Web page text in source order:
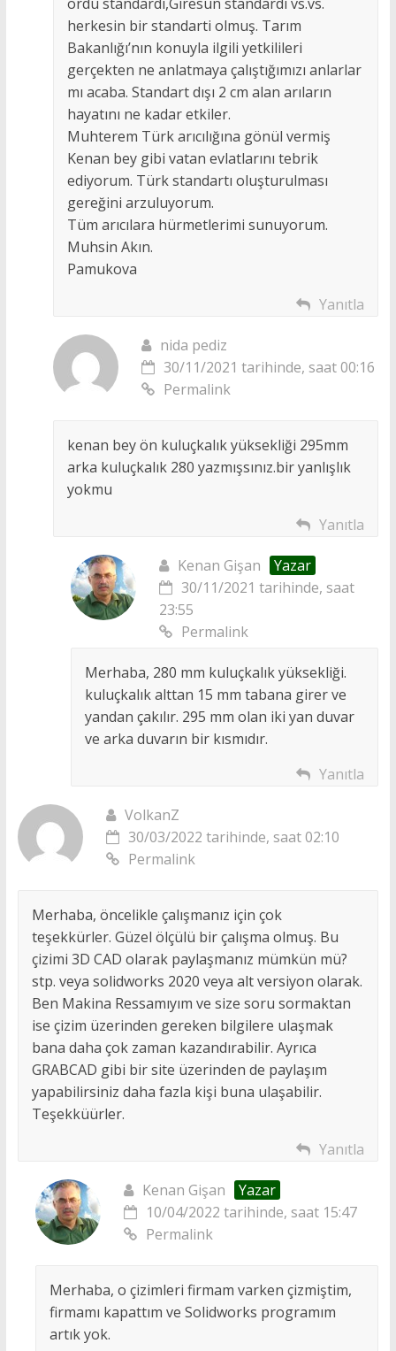
herkesin bir standarti olmuş. Tarım
Bakanlığı’nın konuyla ilgili yetkilileri
gerçekten ne anlatmaya çalıştığımızı anlarlar
mı acaba. Standart dışı 2 cm alan arıların
hayatını ne kadar etkiler.
Muhterem Türk arıcılığına gönül vermiş
Kenan bey gibi vatan evlatlarını tebrik
ediyorum. Türk standartı oluşturulması
gereğini arzuluyorum.
Tüm arıcılara hürmetlerimi sunuyorum.
Muhsin Akın.
Pamukova
Yanıtla
nida pediz
30/11/2021 tarihinde, saat 00:16
Permalink
kenan bey ön kuluçkalık yüksekliği 295mm
arka kuluçkalık 280 yazmışsınız.bir yanlışlık
yokmu
Yanıtla
Kenan Gişan
Yazar
30/11/2021 tarihinde, saat
23:55
Permalink
Merhaba, 280 mm kuluçkalık yüksekliği.
kuluçkalık alttan 15 mm tabana girer ve
yandan çakılır. 295 mm olan iki yan duvar
ve arka duvarın bir kısmıdır.
Yanıtla
VolkanZ
30/03/2022 tarihinde, saat 02:10
Permalink
Merhaba, öncelikle çalışmanız için çok
teşekkürler. Güzel ölçülü bir çalışma olmuş. Bu
çizimi 3D CAD olarak paylaşmanız mümkün mü?
stp. veya solidworks 2020 veya alt versiyon olarak.
Ben Makina Ressamıyım ve size soru sormaktan
ise çizim üzerinden gereken bilgilere ulaşmak
bana daha çok zaman kazandırabilir. Ayrıca
GRABCAD gibi bir site üzerinden de paylaşım
yapabilirsiniz daha fazla kişi buna ulaşabilir.
Teşekküürler.
Yanıtla
Kenan Gişan
Yazar
10/04/2022 tarihinde, saat 15:47
Permalink
Merhaba, o çizimleri firmam varken çizmiştim,
firmamı kapattım ve Solidworks programım
artık yok.